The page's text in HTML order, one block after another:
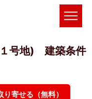
１号地) 建築条件
り寄せる（無料）